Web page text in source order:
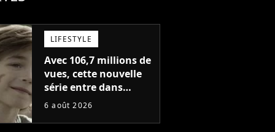
LIFESTYLE
Avec 106,7 millions de
vues, cette nouvelle
série entre dans
l'histoire de Netflix en
6 août 2026